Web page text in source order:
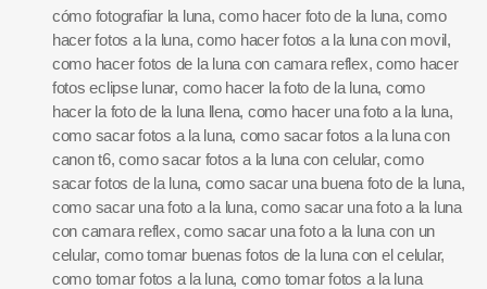
cómo fotografiar la luna,como hacer foto de la luna,como
hacer fotos a la luna,como hacer fotos a la luna con movil,
como hacer fotos de la luna con camara reflex,como hacer
fotos eclipse lunar, como hacer la foto de la luna, como
hacer la foto de la luna llena, como hacer una foto a la luna,
como sacar fotos a la luna, como sacar fotos a la luna con
canon t6,como sacar fotos a la luna con celular,como
sacar fotos de la luna, como sacar una buena foto de la luna,
como sacar una foto a la luna,como sacar una foto a la luna
con camara reflex,como sacar una foto a la luna con un
celular, como tomar buenas fotos de la luna con el celular,
como tomar fotos a la luna, como tomar fotos a la luna